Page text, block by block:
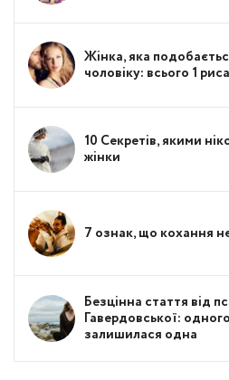
Жінка, яка
чоловіку: всього 1
10 Секретів, якими
жінки
7 ознак, що кохання
Безцінна стаття від
Гавердовської:
залишилася одна